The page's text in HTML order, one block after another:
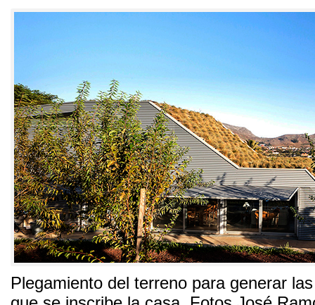
Plegamiento del terreno para generar